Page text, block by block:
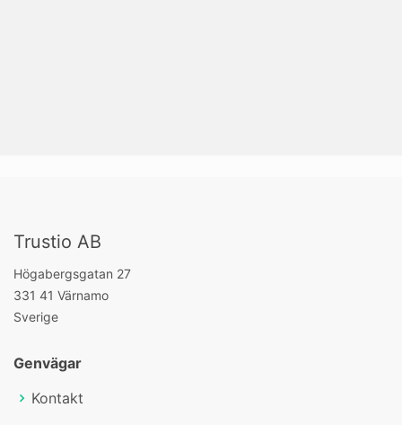
Trustio AB
Högabergsgatan 27
331 41 Värnamo
Sverige
Genvägar
Kontakt